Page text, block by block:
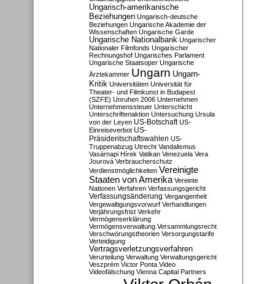
Ungarisch-amerikanische
Beziehungen Ungarisch-deutsche
Beziehungen Ungarische Akademie der
Wissenschaften Ungarische Garde
Ungarische Nationalbank Ungarischer
Nationaler Filmfonds Ungarischer
Rechnungshof Ungarisches Parlament
Ungarische Staatsoper Ungarische
Ärztekammer Ungarn Ungarn-
Kritik Universitäten Universität für
Theater- und Filmkunst in Budapest
(SZFE) Unruhen 2006 Unternehmen
Unternehmenssteuer Unterschicht
Unterschriftenaktion Untersuchung Ursula
von der Leyen US-Botschaft US-
Einreiseverbot US-
Präsidentschaftswahlen US-
Truppenabzug Utrecht Vandalismus
Vasárnapi Hírek Vatikan Venezuela Vera
Jourová Verbraucherschutz
Verdienstmöglichkeiten Vereinigte
Staaten von Amerika Vereinte
Nationen Verfahren Verfassungsgericht
Verfassungsänderung Vergangenheit
Vergewaltigungsvorwurf Verhandlungen
Verjährungsfrist Verkehr
Vermögenserklärung
Vermögensverwaltung Versammlungsrecht
Verschwörungstheorien Versorgungstarife
Verteidigung
Vertragsverletzungsverfahren
Verurteilung Verwaltung Verwaltungsgericht
Veszprém Victor Ponta Video
Videofälschung Vienna Capital Partners